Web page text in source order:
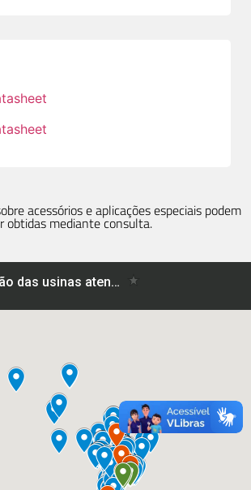
acessórios e aplicações especiais podem
obtidas mediante consulta.